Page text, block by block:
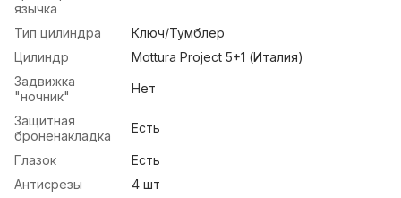
язычка
Тип цилиндра
Ключ/Тумблер
Цилиндр
Mottura Project 5+1 (Италия)
Задвижка
"ночник"
Нет
Защитная
броненакладка
Есть
Глазок
Есть
Антисрезы
4 шт